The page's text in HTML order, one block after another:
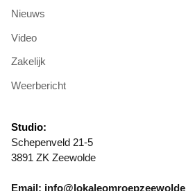
Nieuws
Video
Zakelijk
Weerbericht
Studio:
Schepenveld 21-5
3891 ZK Zeewolde
Email: